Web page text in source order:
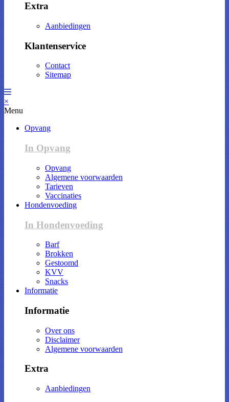
Extra
Aanbiedingen
Klantenservice
Contact
Sitemap
×
Menu
Opvang
In Opvang
Opvang
Algemene voorwaarden
Tarieven
Vaccinaties
Hondenvoeding
In Hondenvoeding
Barf
Brokken
Gestoomd
KVV
Snacks
Informatie
Informatie
Over ons
Disclaimer
Algemene voorwaarden
Extra
Aanbiedingen